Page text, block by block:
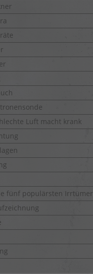
Luft macht krank
fünf populärsten Irrtümer